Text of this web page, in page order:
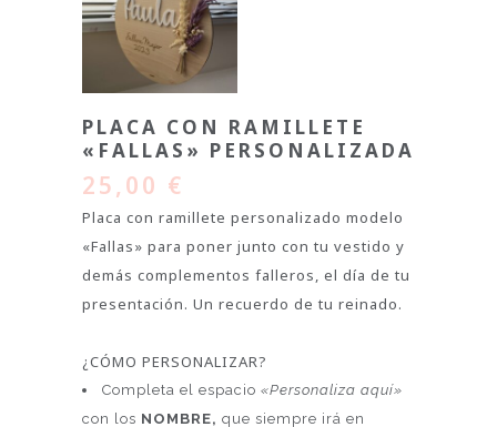
PLACA CON RAMILLETE
«FALLAS» PERSONALIZADA
25,00 €
Placa con ramillete personalizado modelo
«Fallas» para poner junto con tu vestido y
demás complementos falleros, el día de tu
presentación. Un recuerdo de tu reinado.
¿CÓMO PERSONALIZAR?
Completa el espacio «Personaliza aquí»
con los NOMBRE, que siempre irá en